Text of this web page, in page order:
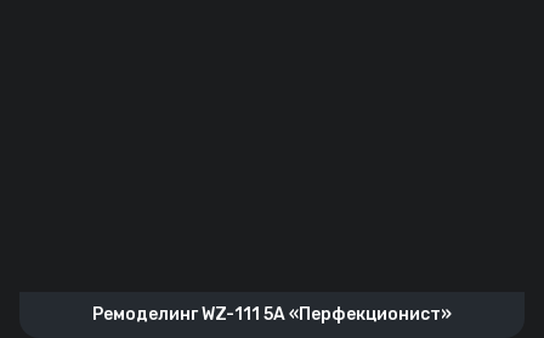
Ремоделинг WZ-111 5A «Перфекционист»